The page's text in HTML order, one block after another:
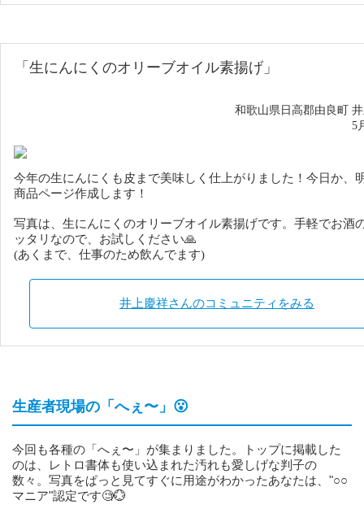
「生にんにくのオリーブオイル素揚げ」
和歌山県日高郡由良町
5
今年の生にんにくも皮まで美味しく仕上がりました！今日か、
商品ページ作成します！
写真は、生にんにくのオリーブオイル素揚げです。手軽でお酒
ッタリなので、お試しください🙏
(あくまで、仕事のため飲んでます)
井上慶祥さんのコミュニティをみる
生産者現場の「へぇ〜」😮
今回も各種の「へぇ〜」が集まりました。トップに掲載した
のは、レトロ書体も使い込まれた汚れも愛しげな判子の
数々。写真をぱっと見てすぐに用途がわかったあなたは、"○○
マニア"認定です🧐💮